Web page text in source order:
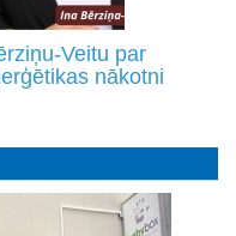
Veitu par
nākotni